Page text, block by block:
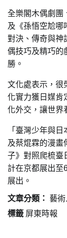
全樂閣木偶劇團
及《孫悟空尬哪
對決、傳奇與神
偶技巧及精巧的
勝。
文化處表示，很
化實力獲日媒肯
化外交，讓世界
「臺灣少年與
及蔡焜霖的漫畫
子》對照爬梳臺
計在京都展出至
展出。
文章分類： 藝
標籤 屏東時報